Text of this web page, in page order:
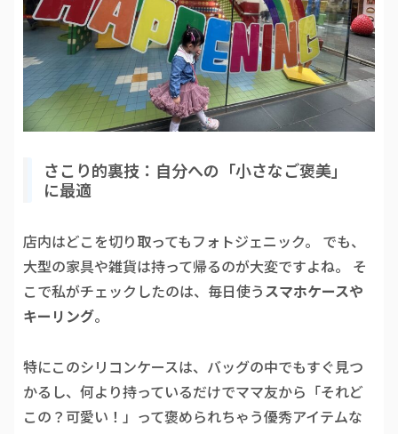
さこり的裏技：自分への「小さなご褒美」
に最適
店内はどこを切り取ってもフォトジェニック。 でも、
大型の家具や雑貨は持って帰るのが大変ですよね。 そ
こで私がチェックしたのは、毎日使うスマホケースや
キーリング。
特にこのシリコンケースは、バッグの中でもすぐ見つ
かるし、何より持っているだけでママ友から「それど
この？可愛い！」って褒められちゃう優秀アイテムな